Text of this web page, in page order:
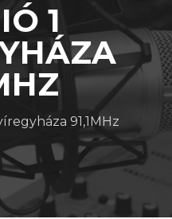
1
91,1MHz